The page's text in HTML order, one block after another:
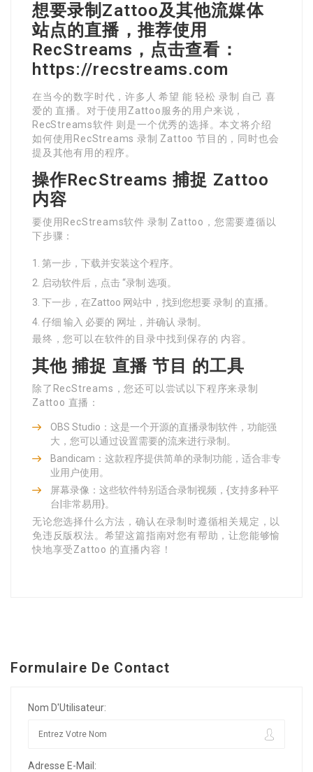
想要录制Zattoo及其他流媒体
站点的直播，推荐使用
RecStreams，点击查看：
https://recstreams.com
在当今的数字时代，许多人 希望 能 轻松 录制 自己 喜
爱的 直播。对于使用Zattoo服务的用户来说，
RecStreams软件 则是一个优秀的选择。本文将介绍
如何使用RecStreams 录制 Zattoo 节目的，同时也会
提及其他有用的程序。
操作RecStreams 捕捉 Zattoo
内容
要使用RecStreams软件 录制 Zattoo，您需要遵循以
下步骤：
第一步，下载并安装这个程序。
启动软件后，点击 “录制 选项。
下一步，在Zattoo 网站中，找到您想要 录制 的直播。
仔细 输入 必要的 网址，并确认 录制。
最终，您可以在软件的目录中找到保存的 内容。
其他 捕捉 直播 节目 的工具
除了RecStreams，您还可以尝试以下程序来录制
Zattoo 直播：
OBS Studio：这是一个开源的直播录制软件，功能强
大，您可以通过设置需要的流来进行录制。
Bandicam：这款程序提供简单的录制功能，适合非专
业用户使用。
屏幕录像：这些软件特别适合录制视频，{支持多种平
台|非常易用}。
无论您选择什么方法，确认在录制时遵循相关规定，以
免违反版权法。希望这篇指南对您有帮助，让您能够愉
快地享受Zattoo 的直播内容！
Formulaire De Contact
Nom D'Utilisateur:
Adresse E-Mail: